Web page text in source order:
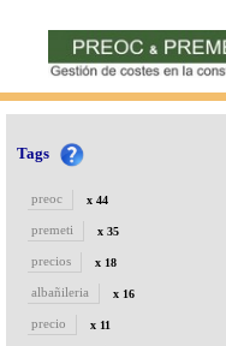
Tags
preoc x 44
premeti x 35
precios x 18
albañileria x 16
precio x 11